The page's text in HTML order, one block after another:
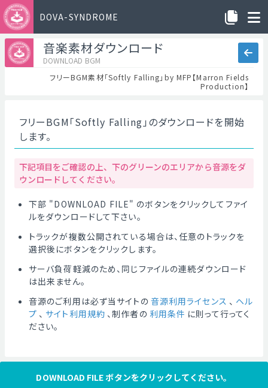
DOVA-SYNDROME
音楽素材ダウンロード
DOWNLOAD BGM
フリーBGM素材「Softly Falling」by MFP【Marron Fields
Production】
フリーBGM「Softly Falling」のダウンロードを開始
します。
下記項目をご確認の上、下のグリーンのエリアから音源をダ
ウンロードしてください。
下部 "DOWNLOAD FILE" のボタンをクリックしてファイ
ルをダウンロードして下さい。
トラックが複数公開されている場合は、任意のトラックを
選択後にボタンをクリックします。
サーバ負荷軽減のため、同じファイルの連続ダウンロード
は出来ません。
音源のご利用は必ず当サイトの 音源利用ライセンス 、 ヘル
プ 、 サイト利用規約 、制作者の 利用条件 に則って行ってく
ださい。
DOWNLOAD FILE ボタンをクリックしてください。